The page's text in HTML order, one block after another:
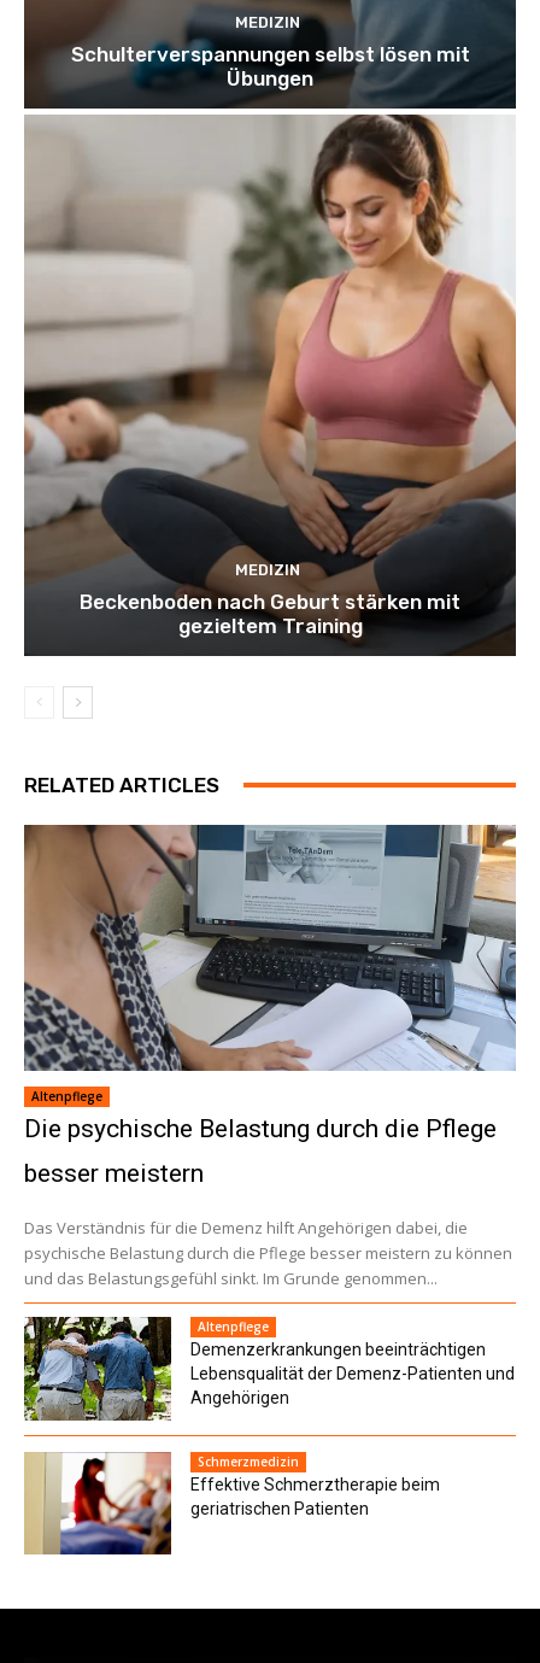
MEDIZIN
Schulterverspannungen selbst lösen mit
Übungen
MEDIZIN
Beckenboden nach Geburt stärken mit
gezieltem Training
RELATED ARTICLES
Altenpflege
Die psychische Belastung durch die Pflege
besser meistern
Das Verständnis für die Demenz hilft Angehörigen dabei, die
psychische Belastung durch die Pflege besser meistern zu können
und das Belastungsgefühl sinkt. Im Grunde genommen...
Altenpflege
Demenzerkrankungen beeinträchtigen
Lebensqualität der Demenz-Patienten und
Angehörigen
Schmerzmedizin
Effektive Schmerztherapie beim
geriatrischen Patienten